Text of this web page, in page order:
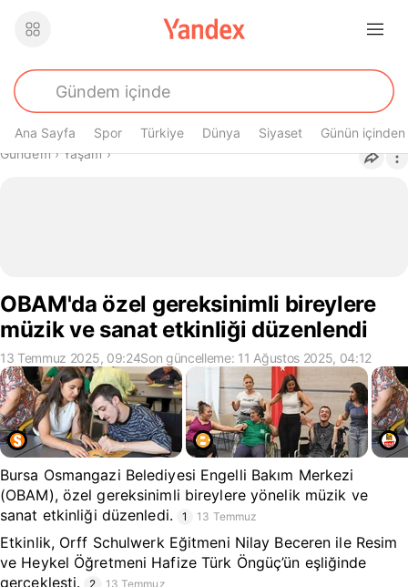
Ana Sayfa Spor Türkiye Dünya Siyaset Günün içinden
Buradasın
Gündem› Yaşam›
OBAM'da özel gereksinimli bireylere
müzik ve sanat etkinliği düzenlendi
13 Temmuz 2025, 09:24Son güncelleme: 11 Ağustos 2025, 04:12
Bursa Osmangazi Belediyesi Engelli Bakım Merkezi
(OBAM), özel gereksinimli bireylere yönelik müzik ve
sanat etkinliği düzenledi.
1 13 Temmuz
Etkinlik, Orff Schulwerk Eğitmeni Nilay Beceren ile Resim
ve Heykel Öğretmeni Hafize Türk Öngüç’ün eşliğinde
gerçekleşti.
2 13 Temmuz